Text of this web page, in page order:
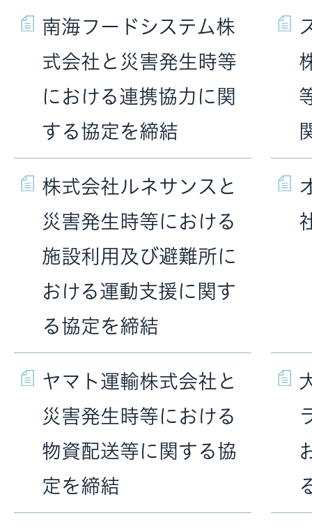
南海フードシステム株
式会社と災害発生時等
における連携協力に関
する協定を締結
株式会社ルネサンスと
災害発生時等における
施設利用及び避難所に
おける運動支援に関す
る協定を締結
ヤマト運輸株式会社と
災害発生時等における
物資配送等に関する協
定を締結